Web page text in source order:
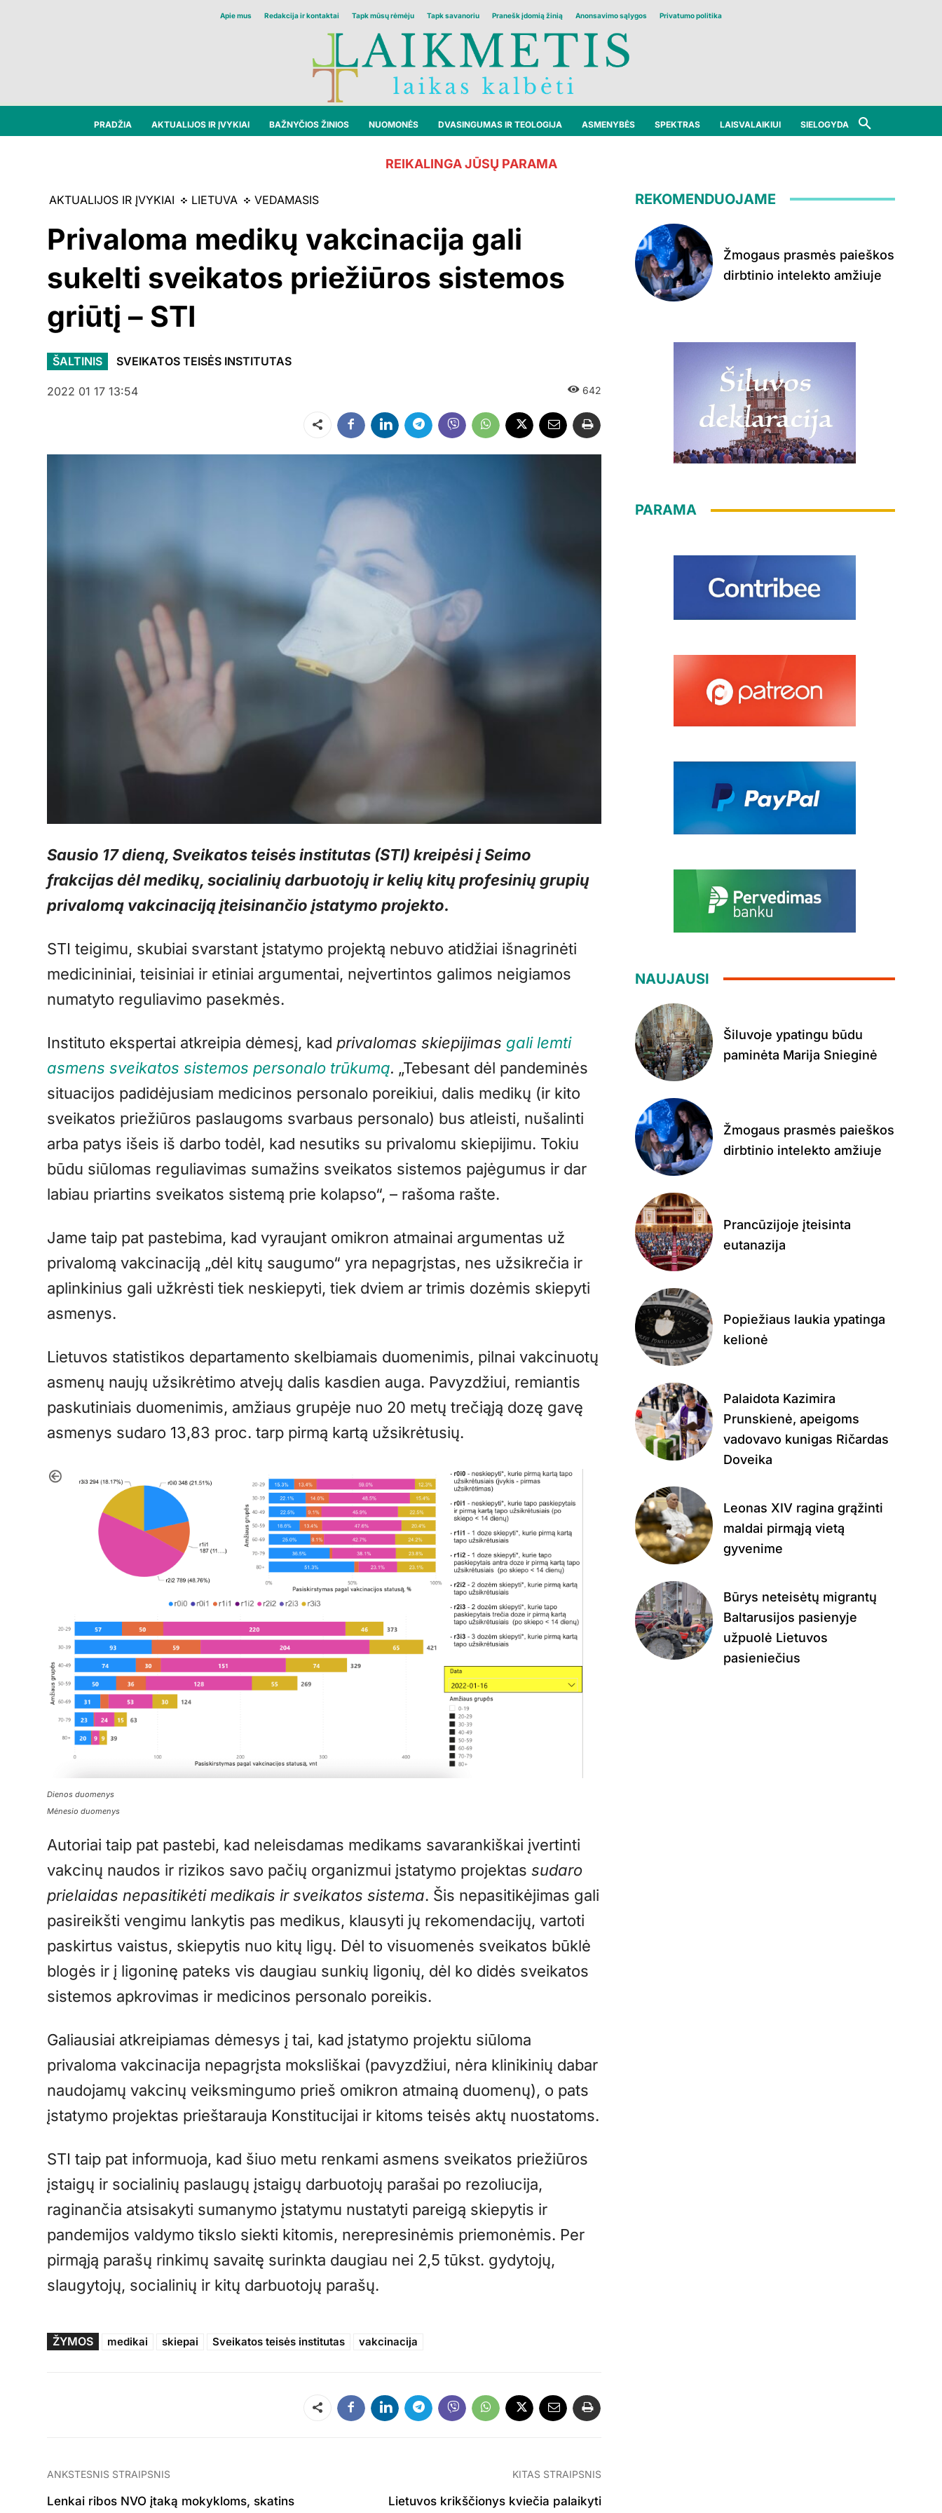
Apie mus Redakcija ir kontaktai Tapk mūsų rėmėju Tapk savanoriu Pranešk įdomią žinią Anonsavimo sąlygos Privatumo politika
PRADŽIA AKTUALIJOS IR ĮVYKIAI BAŽNYČIOS ŽINIOS NUOMONĖS DVASINGUMAS IR TEOLOGIJA ASMENYBĖS SPEKTRAS LAISVALAIKIUI SIELOGYDA
REIKALINGA JŪSŲ PARAMA
AKTUALIJOS IR ĮVYKIAI LIETUVA VEDAMASIS
Privaloma medikų vakcinacija gali
sukelti sveikatos priežiūros sistemos
griūtį – STI
ŠALTINIS SVEIKATOS TEISĖS INSTITUTAS
2022 01 17 13:54 642
Dalintis
Sausio 17 dieną, Sveikatos teisės institutas (STI) kreipėsi į Seimo
frakcijas dėl medikų, socialinių darbuotojų ir kelių kitų profesinių grupių
privalomą vakcinaciją įteisinančio įstatymo projekto.
STI teigimu, skubiai svarstant įstatymo projektą nebuvo atidžiai išnagrinėti
medicininiai, teisiniai ir etiniai argumentai, neįvertintos galimos neigiamos
numatyto reguliavimo pasekmės.
Instituto ekspertai atkreipia dėmesį, kadprivalomas skiepijimas gali lemti
asmens sveikatos sistemos personalo trūkumą. „Tebesant dėl pandeminės
situacijos padidėjusiam medicinos personalo poreikiui, dalis medikų (ir kito
sveikatos priežiūros paslaugoms svarbaus personalo) bus atleisti, nušalinti
arba patys išeis iš darbo todėl, kad nesutiks su privalomu skiepijimu. Tokiu
būdu siūlomas reguliavimas sumažins sveikatos sistemos pajėgumus ir dar
labiau priartins sveikatos sistemą prie kolapso“, – rašoma rašte.
Jame taip pat pastebima, kad vyraujant omikron atmainai argumentas už
privalomą vakcinaciją „dėl kitų saugumo“ yra nepagrįstas, nes užsikrečia ir
aplinkinius gali užkrėsti tiek neskiepyti, tiek dviem ar trimis dozėmis skiepyti
asmenys.
Lietuvos statistikos departamento skelbiamais duomenimis, pilnai vakcinuotų
asmenų naujų užsikrėtimo atvejų dalis kasdien auga. Pavyzdžiui, remiantis
paskutiniais duomenimis, amžiaus grupėje nuo 20 metų trečiąją dozę gavę
asmenys sudaro 13,83 proc. tarp pirmą kartą užsikrėtusių.
Dienos duomenys
Mėnesio duomenys
Autoriai taip pat pastebi, kad neleisdamas medikams savarankiškai įvertinti
vakcinų naudos ir rizikos savo pačių organizmui įstatymo projektassudaro
prielaidas nepasitikėti medikais ir sveikatos sistema. Šis nepasitikėjimas gali
pasireikšti vengimu lankytis pas medikus, klausyti jų rekomendacijų, vartoti
paskirtus vaistus, skiepytis nuo kitų ligų. Dėl to visuomenės sveikatos būklė
blogės ir į ligoninę pateks vis daugiau sunkių ligonių, dėl ko didės sveikatos
sistemos apkrovimas ir medicinos personalo poreikis.
Galiausiai atkreipiamas dėmesys į tai, kad įstatymo projektu siūloma
privaloma vakcinacija nepagrįsta moksliškai (pavyzdžiui, nėra klinikinių dabar
naudojamų vakcinų veiksmingumo prieš omikron atmainą duomenų), o pats
įstatymo projektas prieštarauja Konstitucijai ir kitoms teisės aktų nuostatoms.
STI taip pat informuoja, kad šiuo metu renkami asmens sveikatos priežiūros
įstaigų ir socialinių paslaugų įstaigų darbuotojų parašai po rezoliucija,
raginančia atsisakyti sumanymo įstatymu nustatyti pareigą skiepytis ir
pandemijos valdymo tikslo siekti kitomis, nerepresinėmis priemonėmis. Per
pirmąją parašų rinkimų savaitę surinkta daugiau nei 2,5 tūkst. gydytojų,
slaugytojų, socialinių ir kitų darbuotojų parašų.
ŽYMOS medikai skiepai Sveikatos teisės institutas vakcinacija
Dalintis
ANKSTESNIS STRAIPSNIS
Lenkai ribos NVO įtaką mokykloms, skatins
KITAS STRAIPSNIS
Lietuvos krikščionys kviečia palaikyti
REKOMENDUOJAME
Žmogaus prasmės paieškos
dirbtinio intelekto amžiuje
PARAMA
NAUJAUSI
Šiluvoje ypatingu būdu
paminėta Marija Snieginė
Žmogaus prasmės paieškos
dirbtinio intelekto amžiuje
Prancūzijoje įteisinta
eutanazija
Popiežiaus laukia ypatinga
kelionė
Palaidota Kazimira
Prunskienė, apeigoms
vadovavo kunigas Ričardas
Doveika
Leonas XIV ragina grąžinti
maldai pirmąją vietą
gyvenime
Būrys neteisėtų migrantų
Baltarusijos pasienyje
užpuolė Lietuvos
pasieniečius